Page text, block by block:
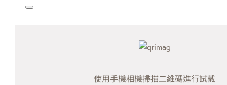
使用手機相機掃描二維碼進行試戴